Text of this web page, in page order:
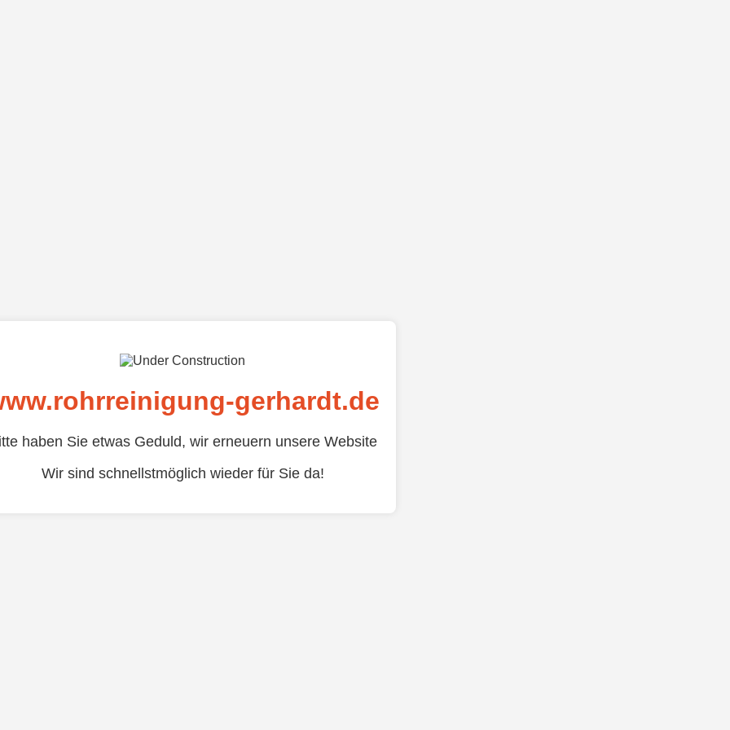
gerhardt.de
haben Sie etwas Geduld, wir erneuern unsere Website
Wir sind schnellstmöglich wieder für Sie da!